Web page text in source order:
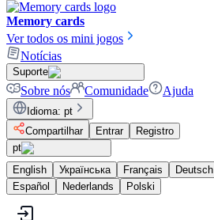
Memory cards
Ver todos os mini jogos
Notícias
Suporte
Sobre nós Comunidade Ajuda
Idioma: pt
Compartilhar
Entrar
Registro
pt
English
Українська Français Deutsch
Español
Nederlands Polski